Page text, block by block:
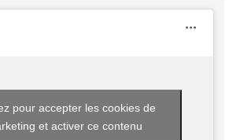
pour accepter les cookies de
et activer ce contenu